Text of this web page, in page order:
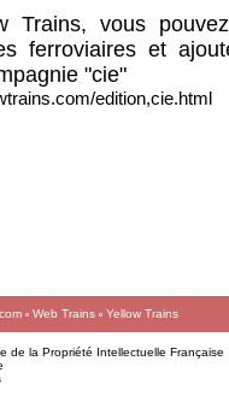
Trains, vous
ferroviaires et
"cie"
edition,cie.html
Web Trains
Yellow Trains
de la Propriété Intellectuelle Française